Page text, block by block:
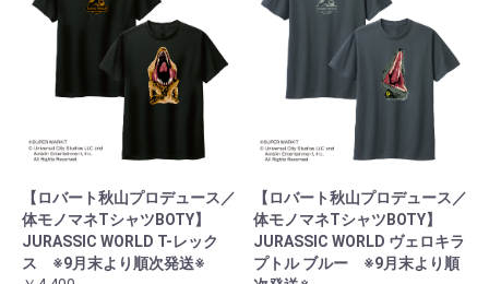
【ロバート秋山プロデュース／
体モノマネTシャツBOTY】
JURASSIC WORLD T-レック
ス ※9月末より順次発送※
【ロバート秋山プロデュース／
体モノマネTシャツBOTY】
JURASSIC WORLD ヴェロキラ
プトル ブルー ※9月末より順